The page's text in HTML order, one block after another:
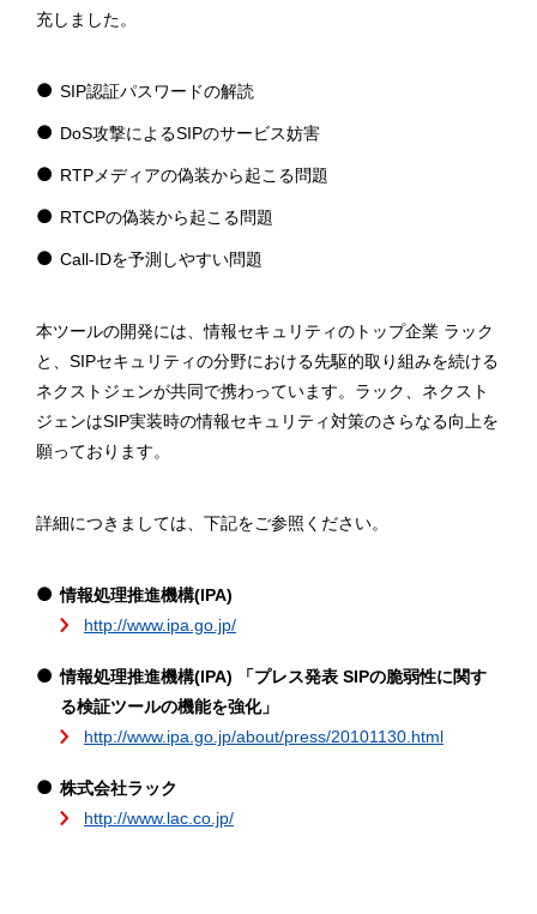
充しました。
SIP認証パスワードの解読
DoS攻撃によるSIPのサービス妨害
RTPメディアの偽装から起こる問題
RTCPの偽装から起こる問題
Call-IDを予測しやすい問題
本ツールの開発には、情報セキュリティのトップ企業 ラック
と、SIPセキュリティの分野における先駆的取り組みを続ける
ネクストジェンが共同で携わっています。ラック、ネクスト
ジェンはSIP実装時の情報セキュリティ対策のさらなる向上を
願っております。
詳細につきましては、下記をご参照ください。
情報処理推進機構(IPA)
http://www.ipa.go.jp/
情報処理推進機構(IPA) 「プレス発表 SIPの脆弱性に関す
る検証ツールの機能を強化」
http://www.ipa.go.jp/about/press/20101130.html
株式会社ラック
http://www.lac.co.jp/